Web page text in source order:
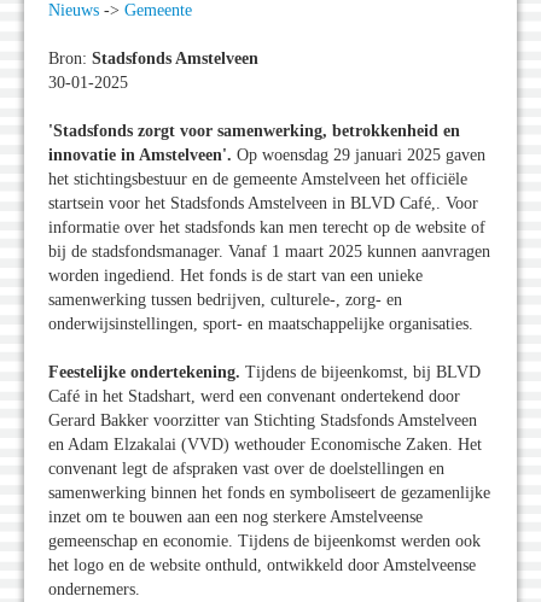
Nieuws -> Gemeente
Bron: Stadsfonds Amstelveen
30-01-2025
'Stadsfonds zorgt voor samenwerking, betrokkenheid en
innovatie in Amstelveen'. Op woensdag 29 januari 2025 gaven
het stichtingsbestuur en de gemeente Amstelveen het officiële
startsein voor het Stadsfonds Amstelveen in BLVD Café,. Voor
informatie over het stadsfonds kan men terecht op de website of
bij de stadsfondsmanager. Vanaf 1 maart 2025 kunnen aanvragen
worden ingediend. Het fonds is de start van een unieke
samenwerking tussen bedrijven, culturele-, zorg- en
onderwijsinstellingen, sport- en maatschappelijke organisaties.
Feestelijke ondertekening. Tijdens de bijeenkomst, bij BLVD
Café in het Stadshart, werd een convenant ondertekend door
Gerard Bakker voorzitter van Stichting Stadsfonds Amstelveen
en Adam Elzakalai (VVD) wethouder Economische Zaken. Het
convenant legt de afspraken vast over de doelstellingen en
samenwerking binnen het fonds en symboliseert de gezamenlijke
inzet om te bouwen aan een nog sterkere Amstelveense
gemeenschap en economie. Tijdens de bijeenkomst werden ook
het logo en de website onthuld, ontwikkeld door Amstelveense
ondernemers.